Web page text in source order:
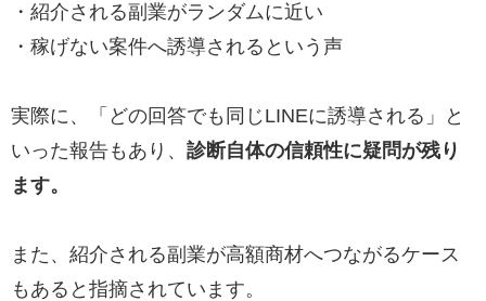
・紹介される副業がランダムに近い
・稼げない案件へ誘導されるという声
実際に、「どの回答でも同じLINEに誘導される」と
いった報告もあり、 診断自体の信頼性に疑問が残り
ます。
また、紹介される副業が高額商材へつながるケース
もあると指摘されています。